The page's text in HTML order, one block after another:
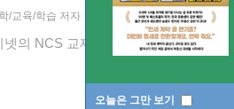
오늘은 그만 보기
/교육/학습 저자
넷의 NCS 교재 편집부이다.